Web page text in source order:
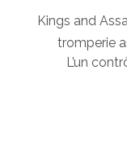
Kings and
tromperie
L’un